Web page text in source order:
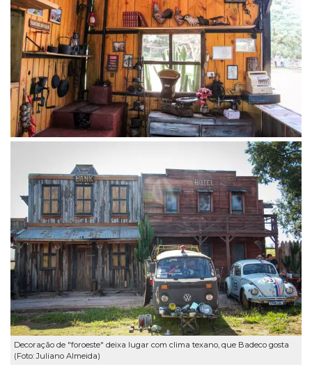
Decoração de "foroeste" deixa lugar com clima texano, que Badeco gosta
(Foto: Juliano Almeida)